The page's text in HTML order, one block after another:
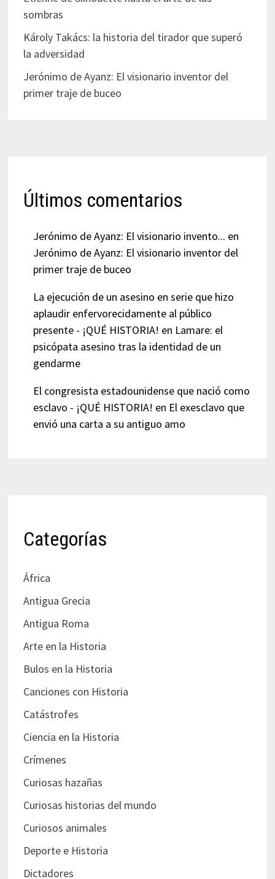
sombras
Károly Takács: la historia del tirador que superó
la adversidad
Jerónimo de Ayanz: El visionario inventor del
primer traje de buceo
Últimos comentarios
Jerónimo de Ayanz: El visionario invento... en
Jerónimo de Ayanz: El visionario inventor del
primer traje de buceo
La ejecución de un asesino en serie que hizo
aplaudir enfervorecidamente al público
presente - ¡QUÉ HISTORIA! en Lamare: el
psicópata asesino tras la identidad de un
gendarme
El congresista estadounidense que nació como
esclavo - ¡QUÉ HISTORIA! en El exesclavo que
envió una carta a su antiguo amo
Categorías
África
Antigua Grecia
Antigua Roma
Arte en la Historia
Bulos en la Historia
Canciones con Historia
Catástrofes
Ciencia en la Historia
Crímenes
Curiosas hazañas
Curiosas historias del mundo
Curiosos animales
Deporte e Historia
Dictadores